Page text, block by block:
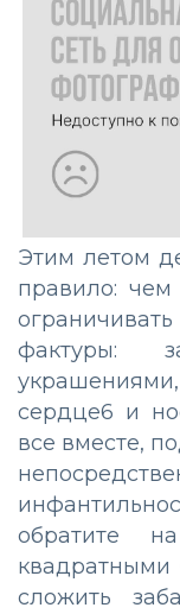
Этим летом
правило:
фактуры:
сердце6 и
все вместе,
обратите
квадратными
сложить